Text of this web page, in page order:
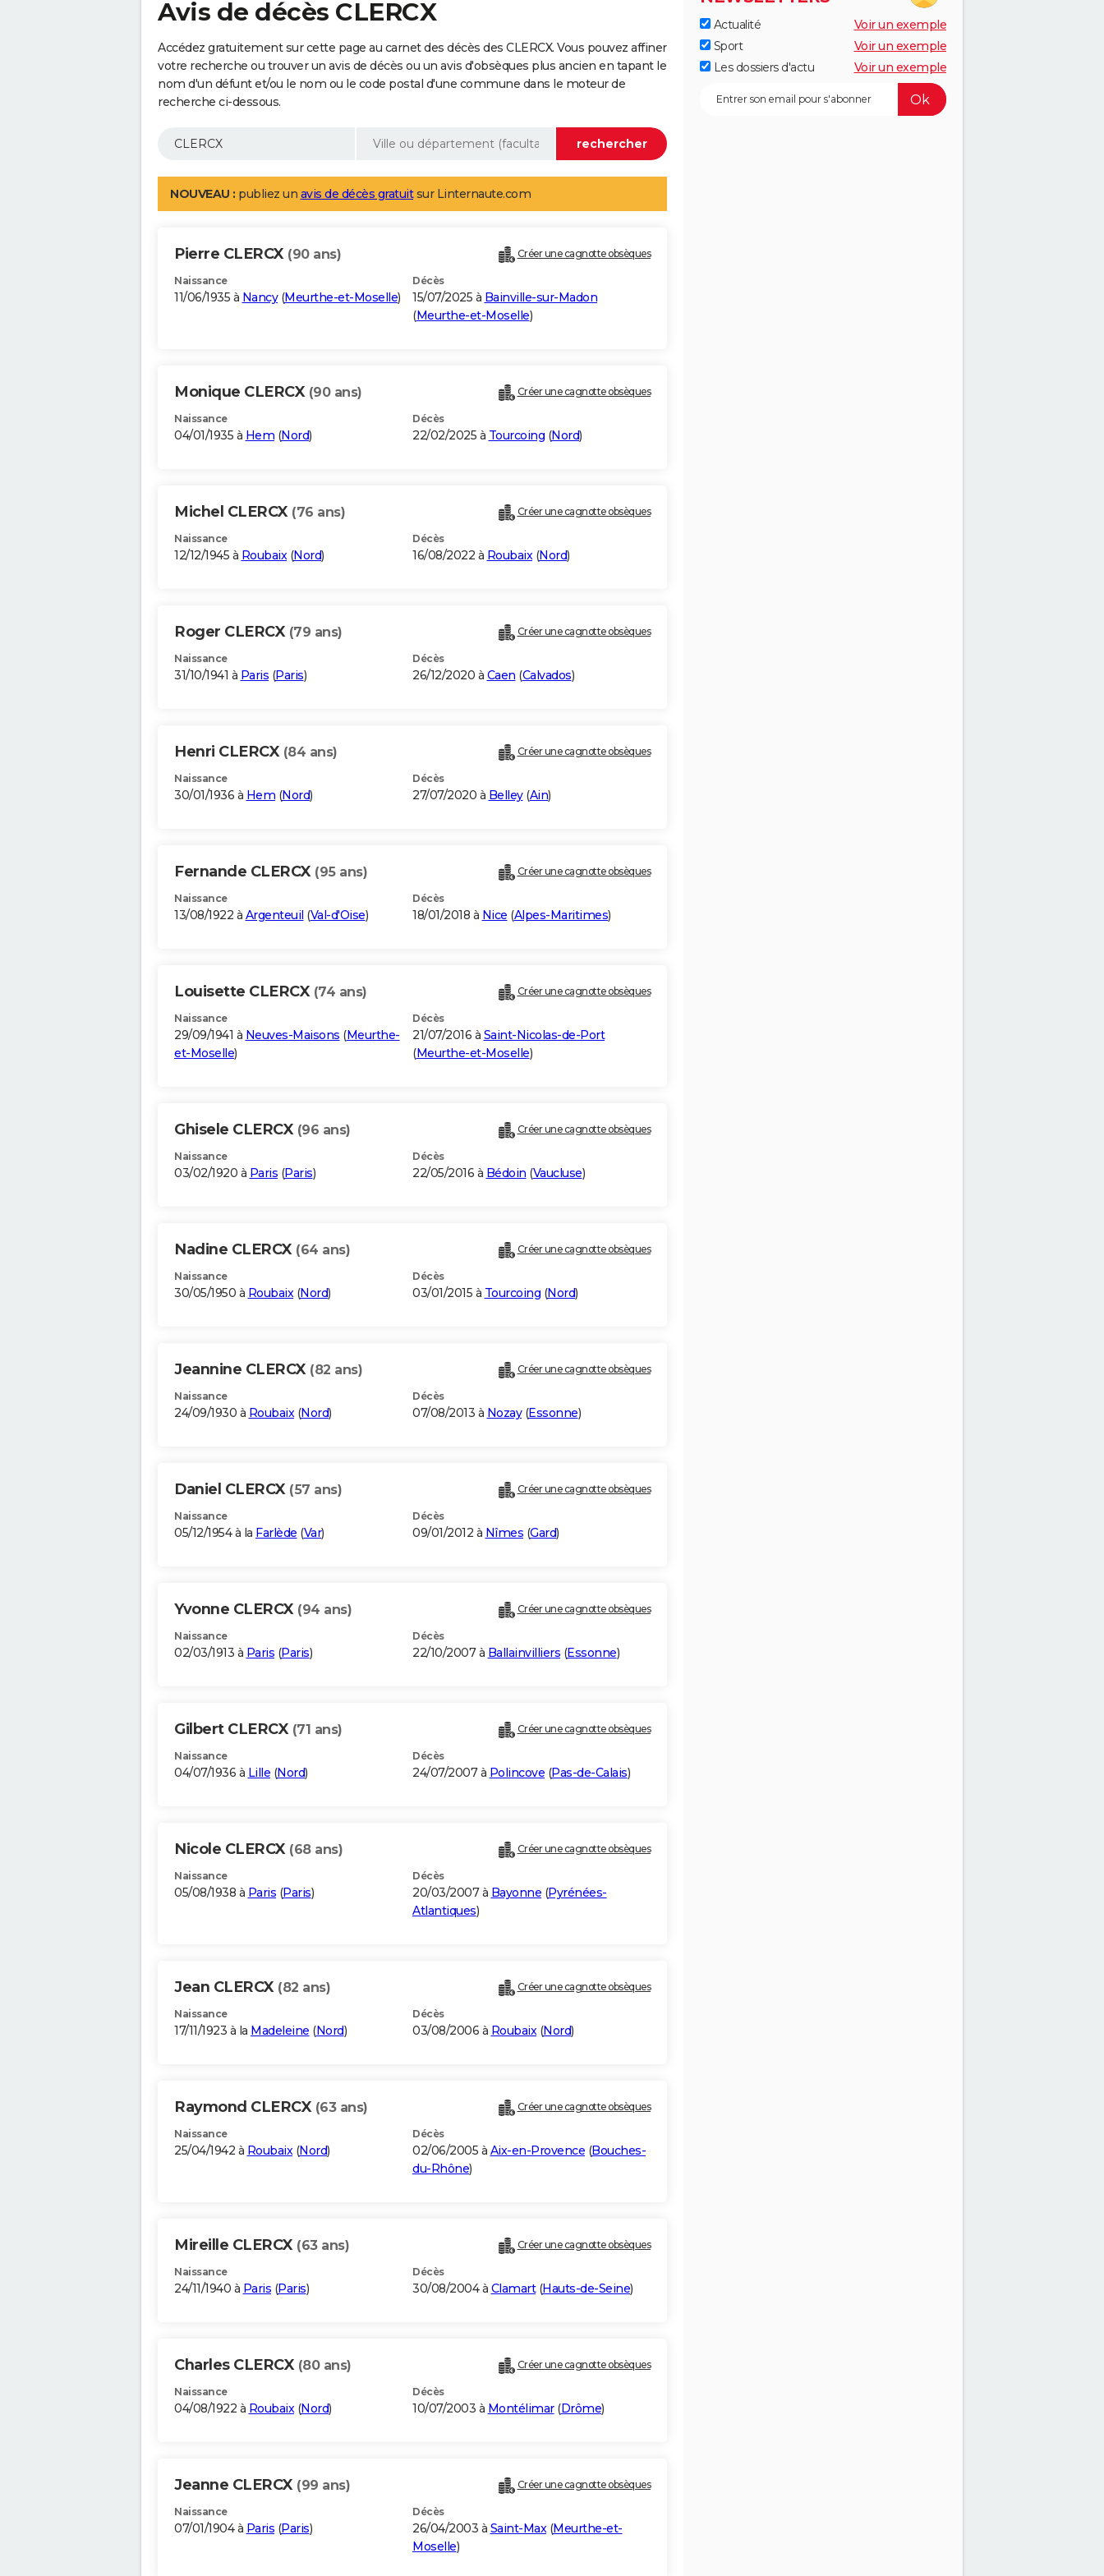
Avis de décès CLERCX
Accédez gratuitement sur cette page au carnet des décès des CLERCX. Vous pouvez affiner
votre recherche ou trouver un avis de décès ou un avis d'obsèques plus ancien en tapant le
nom d'un défunt et/ou le nom ou le code postal d'une commune dans le moteur de
recherche ci-dessous.
NOUVEAU : publiez un avis de décès gratuitsur Linternaute.com
Pierre CLERCX (90 ans) Créer une cagnotte obsèques
Naissance
11/06/1935 à Nancy(Meurthe-et-Moselle)
Décès
15/07/2025 à Bainville-sur-Madon
(Meurthe-et-Moselle)
Monique CLERCX (90 ans) Créer une cagnotte obsèques
Naissance
04/01/1935 à Hem (Nord)
Décès
22/02/2025 à Tourcoing (Nord)
Michel CLERCX (76 ans) Créer une cagnotte obsèques
Naissance
12/12/1945 à Roubaix(Nord)
Décès
16/08/2022 à Roubaix(Nord)
Roger CLERCX (79 ans) Créer une cagnotte obsèques
Naissance
31/10/1941 à Paris (Paris)
Décès
26/12/2020 à Caen (Calvados)
Henri CLERCX (84 ans) Créer une cagnotte obsèques
Naissance
30/01/1936 à Hem (Nord)
Décès
27/07/2020 à Belley(Ain)
Fernande CLERCX (95 ans) Créer une cagnotte obsèques
Naissance
13/08/1922 à Argenteuil (Val-d'Oise)
Décès
18/01/2018 à Nice (Alpes-Maritimes)
Louisette CLERCX (74 ans) Créer une cagnotte obsèques
Naissance
29/09/1941 à Neuves-Maisons (Meurthe-
et-Moselle)
Décès
21/07/2016 à Saint-Nicolas-de-Port
(Meurthe-et-Moselle)
Ghisele CLERCX (96 ans) Créer une cagnotte obsèques
Naissance
03/02/1920 à Paris (Paris)
Décès
22/05/2016 à Bédoin (Vaucluse)
Nadine CLERCX (64 ans) Créer une cagnotte obsèques
Naissance
30/05/1950 à Roubaix(Nord)
Décès
03/01/2015 à Tourcoing (Nord)
Jeannine CLERCX (82 ans) Créer une cagnotte obsèques
Naissance
24/09/1930 à Roubaix(Nord)
Décès
07/08/2013 à Nozay(Essonne)
Daniel CLERCX (57 ans) Créer une cagnotte obsèques
Naissance
05/12/1954 à la Farlède (Var)
Décès
09/01/2012 à Nîmes (Gard)
Yvonne CLERCX (94 ans) Créer une cagnotte obsèques
Naissance
02/03/1913 à Paris (Paris)
Décès
22/10/2007 à Ballainvilliers (Essonne)
Gilbert CLERCX (71 ans) Créer une cagnotte obsèques
Naissance
04/07/1936 à Lille (Nord)
Décès
24/07/2007 à Polincove (Pas-de-Calais)
Nicole CLERCX (68 ans) Créer une cagnotte obsèques
Naissance
05/08/1938 à Paris (Paris)
Décès
20/03/2007 à Bayonne (Pyrénées-
Atlantiques)
Jean CLERCX (82 ans) Créer une cagnotte obsèques
Naissance
17/11/1923 à la Madeleine (Nord)
Décès
03/08/2006 à Roubaix(Nord)
Raymond CLERCX (63 ans) Créer une cagnotte obsèques
Naissance
25/04/1942 à Roubaix(Nord)
Décès
02/06/2005 à Aix-en-Provence (Bouches-
du-Rhône)
Mireille CLERCX (63 ans) Créer une cagnotte obsèques
Naissance
24/11/1940 à Paris (Paris)
Décès
30/08/2004 à Clamart(Hauts-de-Seine)
Charles CLERCX (80 ans) Créer une cagnotte obsèques
Naissance
04/08/1922 à Roubaix(Nord)
Décès
10/07/2003 à Montélimar(Drôme)
Jeanne CLERCX (99 ans) Créer une cagnotte obsèques
Naissance
07/01/1904 à Paris (Paris)
Décès
26/04/2003 à Saint-Max(Meurthe-et-
Moselle)
Actualité
Voir un exemple
Sport
Voir un exemple
Les dossiers d'actu
Voir un exemple